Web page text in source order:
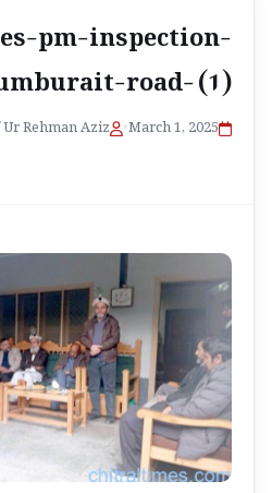
pm-inspection-
road- (1)
March 1, 2025
•
Ur Rehman Aziz